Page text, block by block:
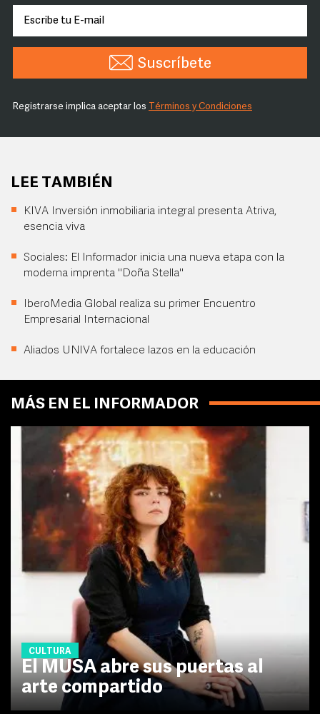
Suscríbete
Registrarse implica aceptar los Términos y Condiciones
LEE TAMBIÉN
KIVA Inversión inmobiliaria integral presenta Atriva,
esencia viva
Sociales: El Informador inicia una nueva etapa con la
moderna imprenta "Doña Stella"
IberoMedia Global realiza su primer Encuentro
Empresarial Internacional
Aliados UNIVA fortalece lazos en la educación
MÁS EN EL INFORMADOR
CULTURA
El MUSA abre sus puertas al
arte compartido